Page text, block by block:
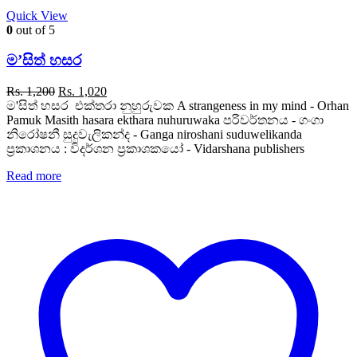
Quick View
0 out of 5
ම’සිත් හසර
Rs.1,200 Original
price
was:
Rs. 1,200.
Rs. 1,020Current
price
is:
Rs. 1,020.
ම'සිත් හසර එක්තරා නුහුරුවක A strangeness in my mind - Orhan
Pamuk Masith hasara ekthara nuhuruwaka පරිවර්තනය - ගංගා
නිරෝෂනී සුදුවැලිකන්ද - Ganga niroshani suduwelikanda
ප්‍රකාශනය : විදර්ශන ප්‍රකාශකයෝ - Vidarshana publishers
Read more